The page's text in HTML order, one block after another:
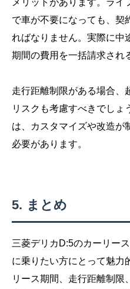
メリットがあります。ライ
で車が不要になっても、契
ればなりません。実際に中
期間の費用を一括請求され
走行距離制限がある場合、
リスクも考慮すべきでしょ
は、カスタマイズや改造が
必要があります。
まとめ
三菱デリカD:5のカーリー
に乗りたい方にとって魅力
リース期間、走行距離制限